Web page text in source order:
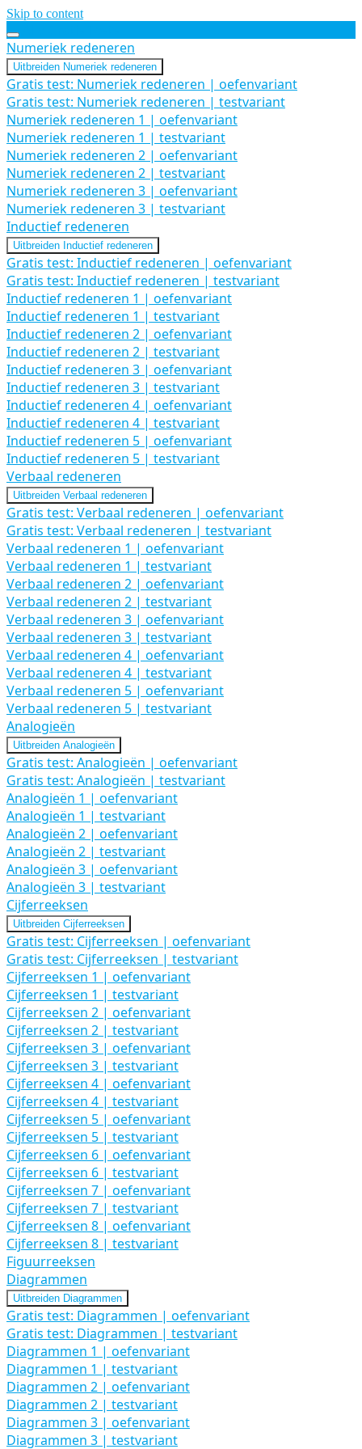
Skip to content
Numeriek redeneren
Uitbreiden Numeriek redeneren
Gratis test: Numeriek redeneren | oefenvariant
Gratis test: Numeriek redeneren | testvariant
Numeriek redeneren 1 | oefenvariant
Numeriek redeneren 1 | testvariant
Numeriek redeneren 2 | oefenvariant
Numeriek redeneren 2 | testvariant
Numeriek redeneren 3 | oefenvariant
Numeriek redeneren 3 | testvariant
Inductief redeneren
Uitbreiden Inductief redeneren
Gratis test: Inductief redeneren | oefenvariant
Gratis test: Inductief redeneren | testvariant
Inductief redeneren 1 | oefenvariant
Inductief redeneren 1 | testvariant
Inductief redeneren 2 | oefenvariant
Inductief redeneren 2 | testvariant
Inductief redeneren 3 | oefenvariant
Inductief redeneren 3 | testvariant
Inductief redeneren 4 | oefenvariant
Inductief redeneren 4 | testvariant
Inductief redeneren 5 | oefenvariant
Inductief redeneren 5 | testvariant
Verbaal redeneren
Uitbreiden Verbaal redeneren
Gratis test: Verbaal redeneren | oefenvariant
Gratis test: Verbaal redeneren | testvariant
Verbaal redeneren 1 | oefenvariant
Verbaal redeneren 1 | testvariant
Verbaal redeneren 2 | oefenvariant
Verbaal redeneren 2 | testvariant
Verbaal redeneren 3 | oefenvariant
Verbaal redeneren 3 | testvariant
Verbaal redeneren 4 | oefenvariant
Verbaal redeneren 4 | testvariant
Verbaal redeneren 5 | oefenvariant
Verbaal redeneren 5 | testvariant
Analogieën
Uitbreiden Analogieën
Gratis test: Analogieën | oefenvariant
Gratis test: Analogieën | testvariant
Analogieën 1 | oefenvariant
Analogieën 1 | testvariant
Analogieën 2 | oefenvariant
Analogieën 2 | testvariant
Analogieën 3 | oefenvariant
Analogieën 3 | testvariant
Cijferreeksen
Uitbreiden Cijferreeksen
Gratis test: Cijferreeksen | oefenvariant
Gratis test: Cijferreeksen | testvariant
Cijferreeksen 1 | oefenvariant
Cijferreeksen 1 | testvariant
Cijferreeksen 2 | oefenvariant
Cijferreeksen 2 | testvariant
Cijferreeksen 3 | oefenvariant
Cijferreeksen 3 | testvariant
Cijferreeksen 4 | oefenvariant
Cijferreeksen 4 | testvariant
Cijferreeksen 5 | oefenvariant
Cijferreeksen 5 | testvariant
Cijferreeksen 6 | oefenvariant
Cijferreeksen 6 | testvariant
Cijferreeksen 7 | oefenvariant
Cijferreeksen 7 | testvariant
Cijferreeksen 8 | oefenvariant
Cijferreeksen 8 | testvariant
Figuurreeksen
Diagrammen
Uitbreiden Diagrammen
Gratis test: Diagrammen | oefenvariant
Gratis test: Diagrammen | testvariant
Diagrammen 1 | oefenvariant
Diagrammen 1 | testvariant
Diagrammen 2 | oefenvariant
Diagrammen 2 | testvariant
Diagrammen 3 | oefenvariant
Diagrammen 3 | testvariant